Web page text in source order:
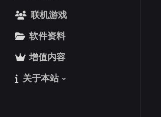
联机游戏
软件资料
增值内容
关于本站
联机游戏
软件资料
增值内容
关于本站